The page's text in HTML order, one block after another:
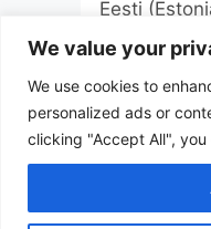
We value your
We use cookies to
personalized ads or
clicking "Accept All",
Eesti (
Magyar(
Norsk
Português(
Română(